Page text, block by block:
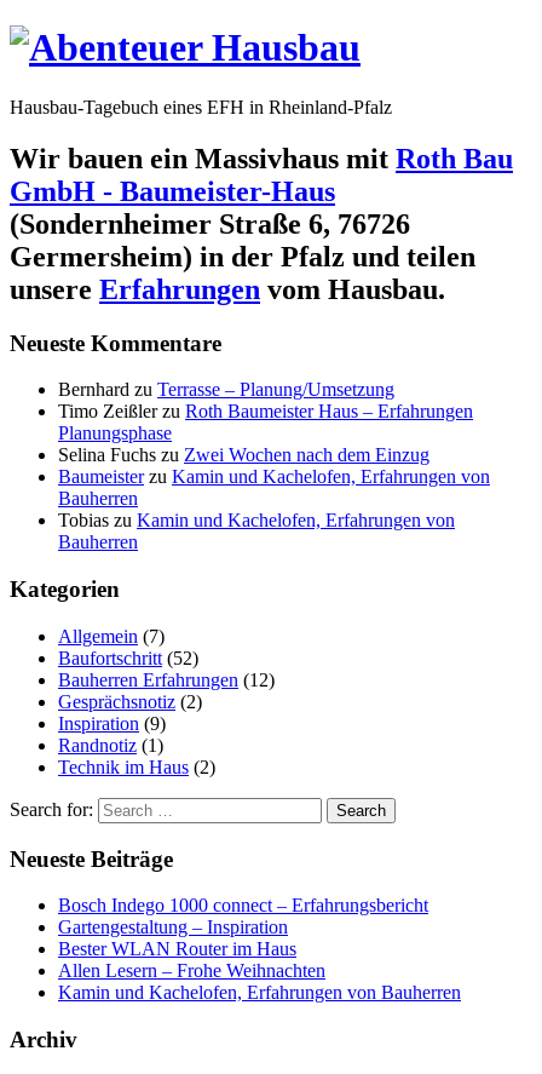
Hausbau-Tagebuch eines EFH in Rheinland-Pfalz
Wir bauen ein Massivhaus mit Roth Bau
GmbH - Baumeister-Haus
(Sondernheimer Straße 6, 76726
Germersheim) in der Pfalz und teilen
unsere Erfahrungen vom Hausbau.
Neueste Kommentare
Bernhard zu Terrasse – Planung/Umsetzung
Timo Zeißlerzu Roth Baumeister Haus – Erfahrungen
Planungsphase
Selina Fuchs zu Zwei Wochen nach dem Einzug
Baumeisterzu Kamin und Kachelofen, Erfahrungen von
Bauherren
Tobias zu Kamin und Kachelofen, Erfahrungen von
Bauherren
Kategorien
Allgemein (7)
Baufortschritt (52)
Bauherren Erfahrungen (12)
Gesprächsnotiz (2)
Inspiration (9)
Randnotiz (1)
Technik im Haus (2)
Search for:
Neueste Beiträge
Bosch Indego 1000 connect – Erfahrungsbericht
Gartengestaltung – Inspiration
Bester WLAN Router im Haus
Allen Lesern – Frohe Weihnachten
Kamin und Kachelofen, Erfahrungen von Bauherren
Archiv